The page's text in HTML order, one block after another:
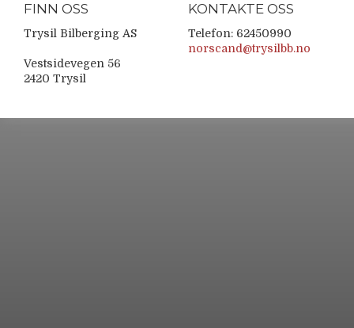
FINN OSS
Trysil Bilberging AS
Vestsidevegen 56
2420 Trysil
KONTAKTE OSS
Telefon: 62450990
norscand@trysilbb.no